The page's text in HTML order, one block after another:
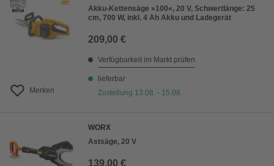
Merken
Akku-Kettensäge »100«, 20 V, Schwertlänge: 25
cm, 700 W, inkl. 4 Ah Akku und Ladegerät
209,00 €
Verfügbarkeit im Markt prüfen
lieferbar
Zustellung 13.08. - 15.08.
WORX
Astsäge, 20 V
139,00 €